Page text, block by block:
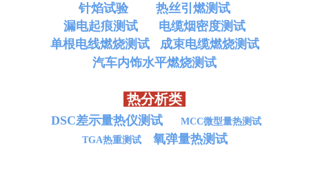
针焰试验
热丝引燃测试
漏电起痕测试
电缆烟密度测试
单根电线燃烧测试
成束电缆燃烧测试
汽车内饰水平燃烧测试
热分析类
DSC差示量热仪测试
MCC微型量热测试
TGA热重测试
氧弹量热测试